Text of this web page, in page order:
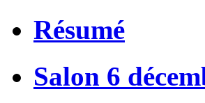
Résumé
Salon 6